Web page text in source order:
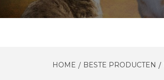
HOME BESTE PRODUCTEN